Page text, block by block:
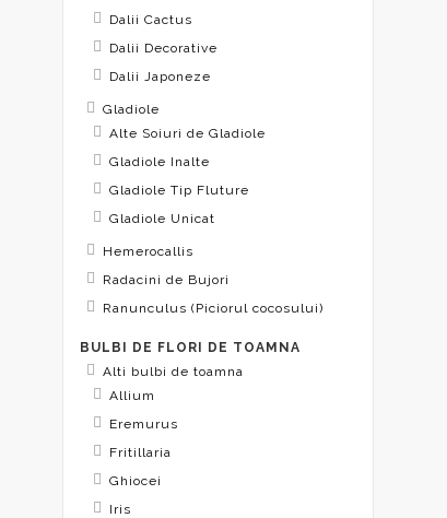
Dalii Cactus
Dalii Decorative
Dalii Japoneze
Gladiole
Alte Soiuri de Gladiole
Gladiole Inalte
Gladiole Tip Fluture
Gladiole Unicat
Hemerocallis
Radacini de Bujori
Ranunculus (Piciorul cocosului)
BULBI DE FLORI DE TOAMNA
Alti bulbi de toamna
Allium
Eremurus
Fritillaria
Ghiocei
Iris